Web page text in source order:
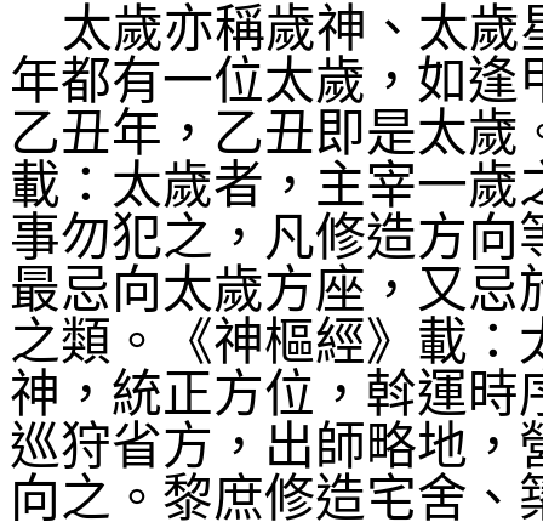
太歲亦稱歲神、太歲
年都有一位太歲，如逢
乙丑年，乙丑即是太
載：太歲者，主宰一歲
事勿犯之，凡修造方向
最忌向太歲方座，又忌
之類。《神樞經》載
神，統正方位，斡運
巡狩省方，出師略地，
向之。黎庶修造宅舍